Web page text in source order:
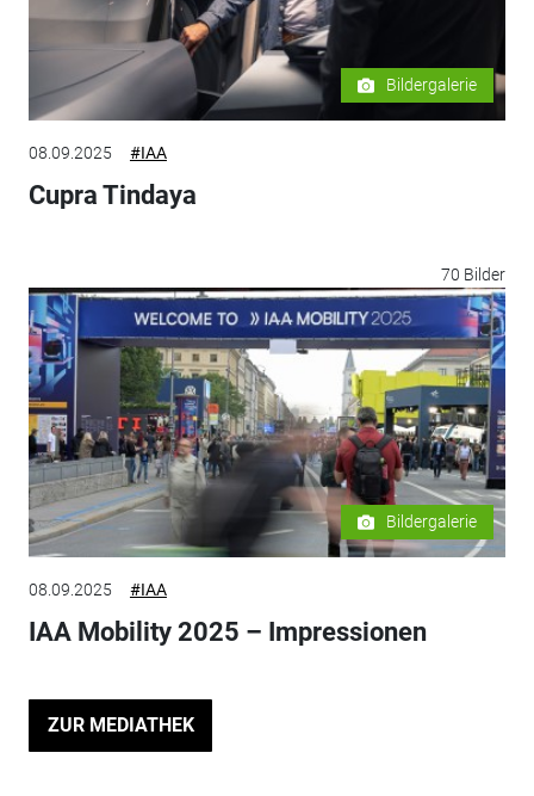
Bildergalerie
08.09.2025 #IAA
Cupra Tindaya
70 Bilder
Bildergalerie
08.09.2025 #IAA
IAA Mobility 2025 – Impressionen
ZUR MEDIATHEK